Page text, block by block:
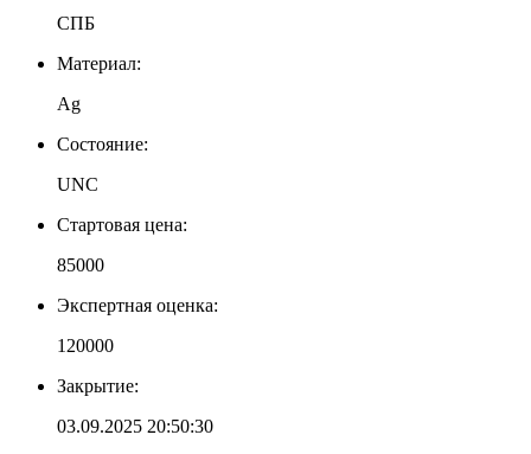
СПБ
Материал:
Ag
Состояние:
UNC
Стартовая цена:
85000
Экспертная оценка:
120000
Закрытие:
03.09.2025 20:50:30